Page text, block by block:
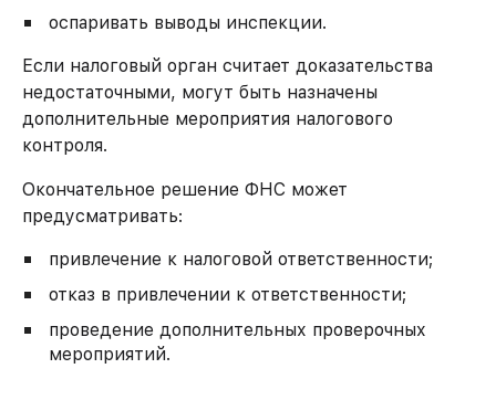
оспаривать выводы инспекции.
Если налоговый орган считает доказательства
недостаточными, могут быть назначены
дополнительные мероприятия налогового
контроля.
Окончательное решение ФНС может
предусматривать:
привлечение к налоговой ответственности;
отказ в привлечении к ответственности;
проведение дополнительных проверочных
мероприятий.